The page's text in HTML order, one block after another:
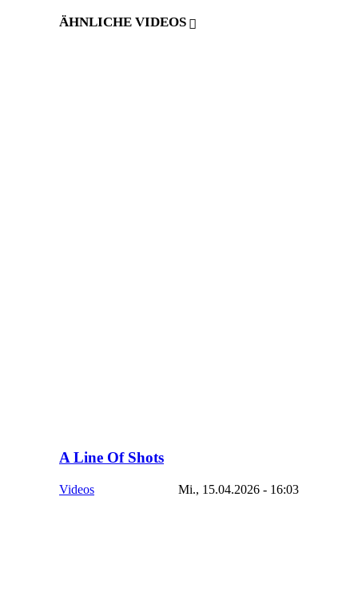
ÄHNLICHE VIDEOS
A Line Of Shots
Videos Mi., 15.04.2026 - 16:03